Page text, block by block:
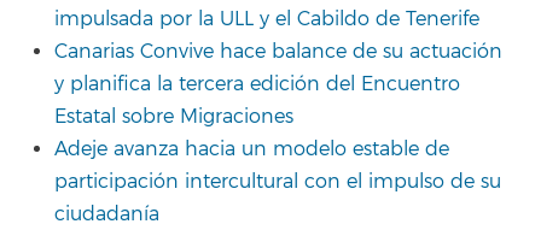
impulsada por la ULL y el Cabildo de Tenerife
Canarias Convive hace balance de su actuación
y planifica la tercera edición del Encuentro
Estatal sobre Migraciones
Adeje avanza hacia un modelo estable de
participación intercultural con el impulso de su
ciudadanía